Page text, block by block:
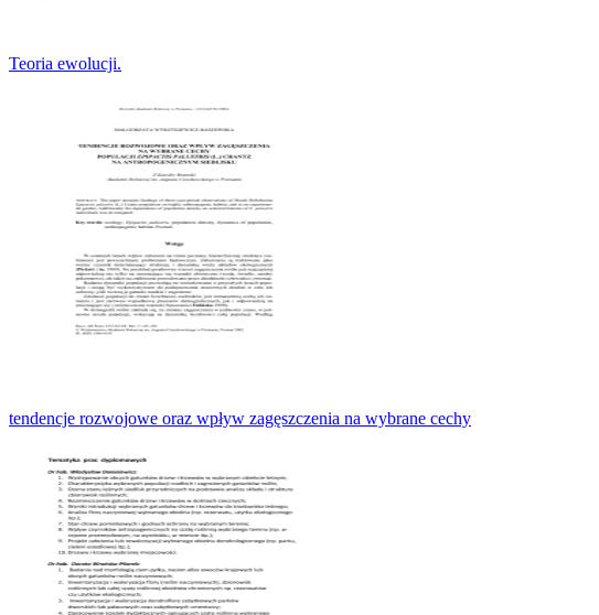
Teoria ewolucji.
tendencje rozwojowe oraz wpływ zagęszczenia na wybrane cechy